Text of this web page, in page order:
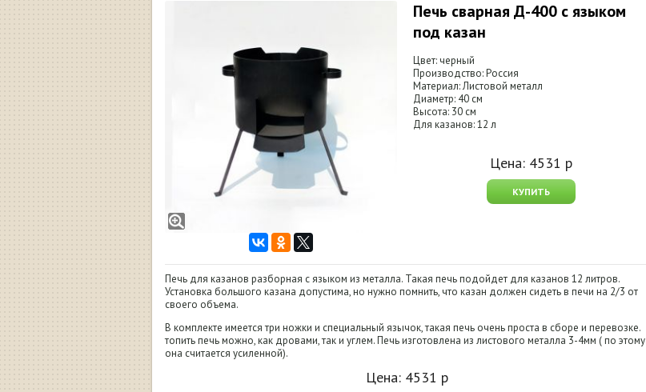
Печь сварная Д-400 с языком
под казан
Цвет: черный
Производство: Россия
Материал: Листовой металл
Диаметр: 40 см
Высота: 30 см
Для казанов: 12 л
Цена: 4531 р
КУПИТЬ
Печь для казанов разборная с языком из металла. Такая печь подойдет для казанов 12 литров.
Установка большого казана допустима, но нужно помнить, что казан должен сидеть в печи на 2/3 от
своего объема.
В комплекте имеется три ножки и специальный язычок, такая печь очень проста в сборе и перевозке.
топить печь можно, как дровами, так и углем. Печь изготовлена из листового металла 3-4мм ( по этому
она считается усиленной).
Цена: 4531 р